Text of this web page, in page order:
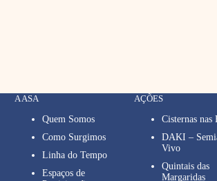
A ASA
Quem Somos
Como Surgimos
Linha do Tempo
Espaços de
AÇÕES
Cisternas nas
DAKI –
Vivo
Quintais das
Margaridas